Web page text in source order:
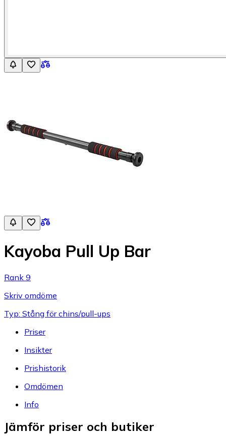
Kayoba Pull Up Bar
Rank 9
Skriv omdöme
Typ: Stång för chins/pull-ups
Priser
Insikter
Prishistorik
Omdömen
Info
Jämför priser och butiker